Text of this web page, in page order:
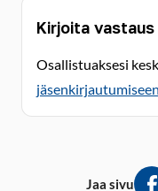
Kirjoita vastaus
Osallistuaksesi
jäsenkirjautumiseen
Jaa sivu